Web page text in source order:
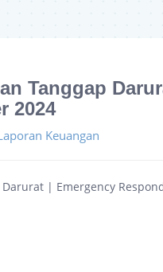
Tanggap
2024
Keuangan
| Emergency